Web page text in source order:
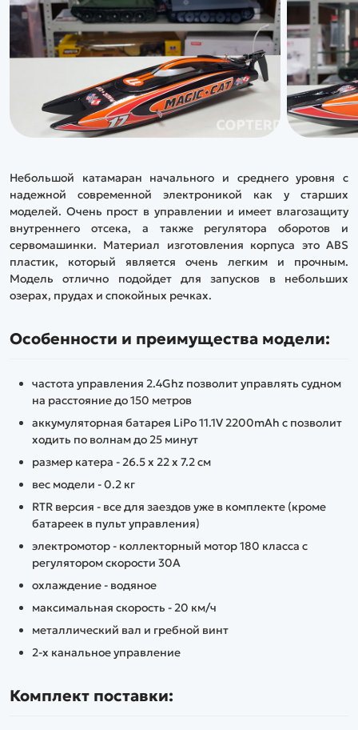
Небольшой катамаран начального и среднего уровня с
надежной современной электроникой как у старших
моделей. Очень прост в управлении и имеет влагозащиту
внутреннего отсека, а также регулятора оборотов и
сервомашинки. Материал изготовления корпуса это ABS
пластик, который является очень легким и прочным.
Модель отлично подойдет для запусков в небольших
озерах, прудах и спокойных речках.
Особенности и преимущества модели:
частота управления 2.4Ghz позволит управлять судном
на расстояние до 150 метров
аккумуляторная батарея LiPo 11.1V 2200mAh с позволит
ходить по волнам до 25 минут
размер катера - 26.5 х 22 х 7.2 см
вес модели - 0.2 кг
RTR версия - все для заездов уже в комплекте (кроме
батареек в пульт управления)
электромотор - коллекторный мотор 180 класса с
регулятором скорости 30А
охлаждение - водяное
максимальная скорость - 20 км/ч
металлический вал и гребной винт
2-х канальное управление
Комплект поставки: